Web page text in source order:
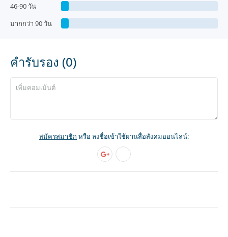
46-90 วัน
มากกว่า 90 วัน
คำรับรอง (0)
สมัครสมาชิก หรือ ลงชื่อเข้าใช้ผ่านสื่อสังคมออนไลน์: